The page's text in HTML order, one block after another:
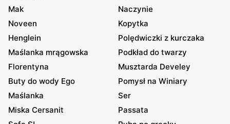
Mak
Naczynie
Noveen
Kopytka
Henglein
Polędwiczki z kurczaka
Maślanka mrągowska
Podkład do twarzy
Florentyna
Musztarda Develey
Buty do wody Ego
Pomysł na Winiary
Maślanka
Ser
Miska Cersanit
Passata